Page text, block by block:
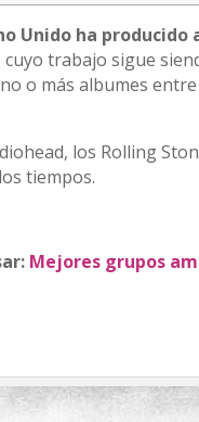
Unido ha
cuyo trabajo sigue
o más albumes
los Rolling
tiempos.
Mejores grupos